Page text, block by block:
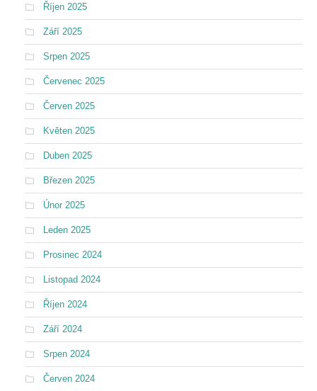
Říjen 2025
Září 2025
Srpen 2025
Červenec 2025
Červen 2025
Květen 2025
Duben 2025
Březen 2025
Únor 2025
Leden 2025
Prosinec 2024
Listopad 2024
Říjen 2024
Září 2024
Srpen 2024
Červen 2024